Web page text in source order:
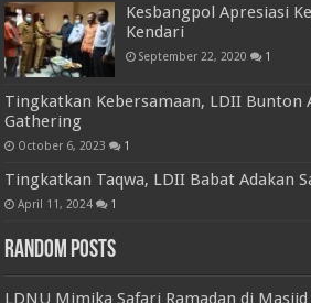
Kesbangpol Apresiasi
Kendari
September 22, 2020 1
Tingkatkan Kebersamaan, LDII Bunton
Gathering
October 6, 2023 1
Tingkatkan Taqwa, LDII Babat Adakan
April 11, 2024 1
Random Posts
LDNU Mimika Safari Ramadan di